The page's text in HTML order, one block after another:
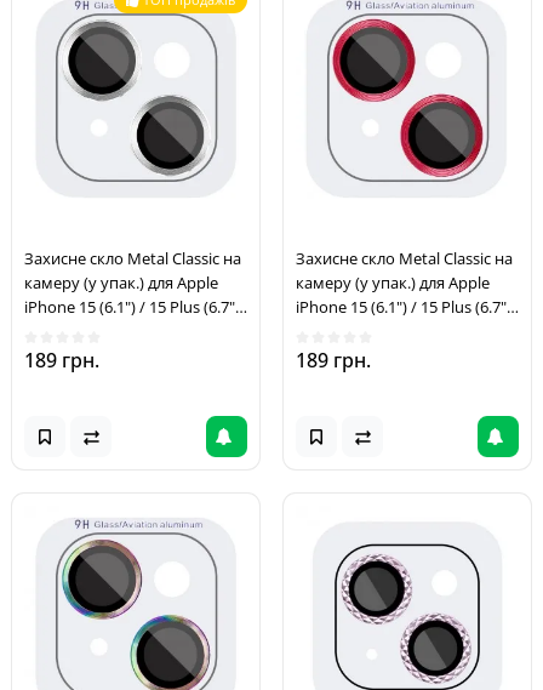
Захисне скло Metal Classic на
камеру (у упак.) для Apple
iPhone 15 (6.1") / 15 Plus (6.7")
189 грн.
Захисне скло Metal Classic на
камеру (у упак.) для Apple
iPhone 15 (6.1") / 15 Plus (6.7")
189 грн.